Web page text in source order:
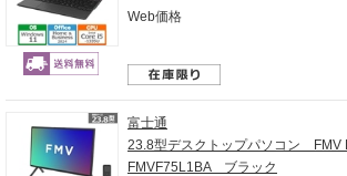
Web価格
富士通
23.8型デスクトップパソコン FMV
FMVF75L1BA ブラック